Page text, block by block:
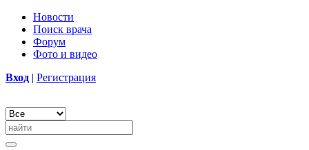
Новости
Поиск врача
Форум
Фото и видео
Вход | Регистрация